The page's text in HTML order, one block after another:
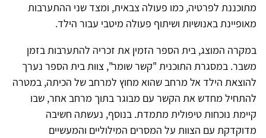
מתוכננת לפרטיה, כמו פעולה צבאית, ומצד שני ההתערבות
מאופיינת באנושיות ושיתוף פעולה מיטבי עבור הילד.
במקרה המוצג, בית הספר הזמין את זכריה להתערבות בזמן
משבר. במסגרת התוכנית "קשר שומר", צוות בית הספר נערך
להוצאת הילד אל מרחב שהוא מחוץ למרחב של הכיתה, במטרה
להתחיל מחדש את הקשר עם מבוגר בתוך מרחב אחר, שבו
קיימת נוכחות טיפולית מתמדת. בנוסף, נעשתה חשיבה
מדוקדקת עם הצוות על המסרים המילוליים והמעשיים